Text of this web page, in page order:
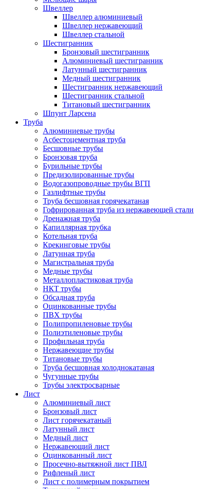
Швеллер
Швеллер алюминиевый
Швеллер нержавеющий
Швеллер стальной
Шестигранник
Бронзовый шестигранник
Алюминиевый шестигранник
Латунный шестигранник
Медный шестигранник
Шестигранник нержавеющий
Шестигранник стальной
Титановый шестигранник
Шпунт Ларсена
Труба
Алюминиевые трубы
Асбестоцементная труба
Бесшовные трубы
Бронзовая труба
Бурильные трубы
Предизолированные трубы
Водогазопроводные трубы ВГП
Газлифтные трубы
Труба бесшовная горячекатаная
Гофрированная труба из нержавеющей стали
Дренажная труба
Капиллярная трубка
Котельная труба
Крекинговые трубы
Латунная труба
Магистральная труба
Медные трубы
Металлопластиковая труба
НКТ трубы
Обсадная труба
Оцинкованные трубы
ПВХ трубы
Полипропиленовые трубы
Полиэтиленовые трубы
Профильная труба
Нержавеющие трубы
Титановые трубы
Труба бесшовная холоднокатаная
Чугунные трубы
Трубы электросварные
Лист
Алюминиевый лист
Бронзовый лист
Лист горячекатаный
Латунный лист
Медный лист
Нержавеющий лист
Оцинкованный лист
Просечно-вытяжной лист ПВЛ
Рифленый лист
Лист с полимерным покрытием